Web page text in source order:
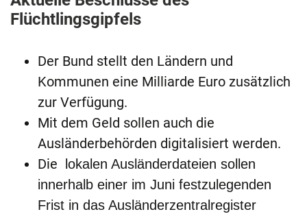
Flüchtlingsgipfels
Der Bund stellt den Ländern und
Kommunen eine Milliarde Euro zusätzlich
zur Verfügung.
Mit dem Geld sollen auch die
Ausländerbehörden digitalisiert werden.
Die
lokalen Ausländerdateien sollen
innerhalb einer im Juni festzulegenden
Frist in das Ausländerzentralregister